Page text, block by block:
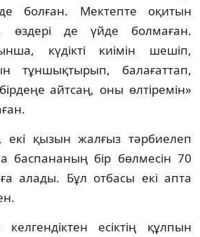
болған. Мектепте оқитын
де үйде болмаған.
күдікті киімін шешіп,
тұншықтырып, балағаттап,
айтсаң, оны өлтіремін»
қызын жалғыз тәрбиелеп
баспананың бір бөлмесін 70
алады. Бұл отбасы екі апта
есіктің құлпын